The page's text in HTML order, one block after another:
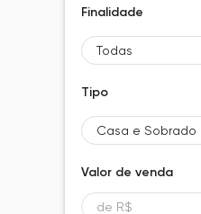
Finalidade
Todas
Tipo
Casa e Sobrado
Valor de venda